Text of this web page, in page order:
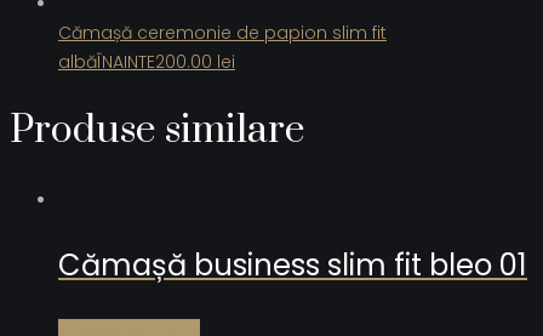
Cămașă ceremonie de papion slim fit
albăÎNAINTE200.00 lei
Produse similare
Cămașă business slim fit bleo 01